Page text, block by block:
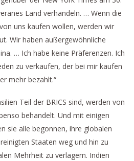
Land verhandeln. … Wenn die
uns kaufen wollen, werden wir
Wir haben außergewöhnliche
… Ich habe keine Präferenzen. Ich
zu verkaufen, der bei mir kaufen
mehr bezahlt.“
Teil der BRICS sind, werden von
behandelt. Und mit einigen
sie alle begonnen, ihre globalen
Staaten weg und hin zu
Mehrheit zu verlagern. Indien